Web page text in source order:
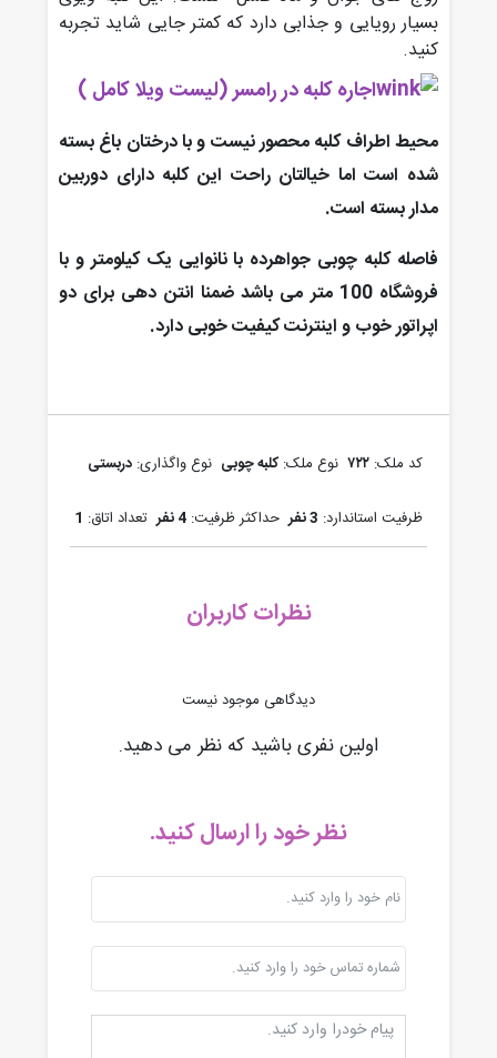
بسیار رویایی و جذابی دارد که کمتر جایی شاید تجربه
کنید.
اجاره کلبه در رامسر(لیست ویلا کامل )
محیط اطراف کلبه محصور نیست و با درختان باغ بسته
شده است اما خیالتان راحت این کلبه دارای دوربین
مدار بسته است.
فاصله کلبه چوبی جواهرده با نانوایی یک کیلومتر و با
فروشگاه 100 متر می باشد ضمنا انتن دهی برای دو
اپراتور خوب و اینترنت کیفیت خوبی دارد.
کد ملک: ۷۲۲ نوع ملک:کلبه چوبی نوع واگذاری: دربستی
ظرفیت استاندارد: 3 نفر حداکثر ظرفیت: 4 نفر تعداد اتاق: 1
نظرات کاربران
دیدگاهی موجود نیست
اولین نفری باشید که نظر می دهید.
نظر خود را ارسال کنید.